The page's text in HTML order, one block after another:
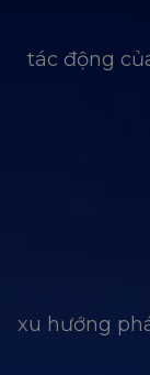
tác động
xu hướng